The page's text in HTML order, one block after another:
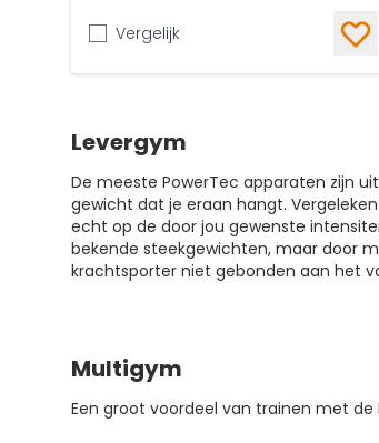
Vergelijk
Levergym
De meeste PowerTec apparaten zijn
gewicht dat je eraan hangt.
echt op de door jou gewenste
bekende steekgewichten, maar door
krachtsporter niet gebonden aan het
Multigym
Een groot voordeel van trainen met